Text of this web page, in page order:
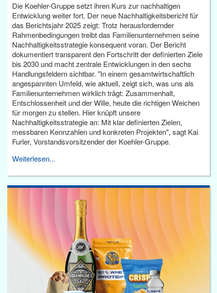
Die Koehler-Gruppe setzt ihren Kurs zur nachhaltigen
Entwicklung weiter fort. Der neue Nachhaltigkeitsbericht für
das Berichtsjahr 2025 zeigt: Trotz herausfordernder
Rahmenbedingungen treibt das Familienunternehmen seine
Nachhaltigkeitsstrategie konsequent voran. Der Bericht
dokumentiert transparent den Fortschritt der definierten Ziele
bis 2030 und macht zentrale Entwicklungen in den sechs
Handlungsfeldern sichtbar. "In einem gesamtwirtschaftlich
angespannten Umfeld, wie aktuell, zeigt sich, was uns als
Familienunternehmen wirklich trägt: Zusammenhalt,
Entschlossenheit und der Wille, heute die richtigen Weichen
für morgen zu stellen. Hier knüpft unsere
Nachhaltigkeitsstrategie an: Mit klar definierten Zielen,
messbaren Kennzahlen und konkreten Projekten", sagt Kai
Furler, Vorstandsvorsitzender der Koehler-Gruppe.
Weiterlesen...